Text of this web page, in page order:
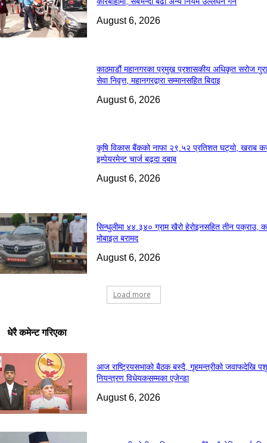
August 6, 2026
काठमाडौं महानगरका प्रमुख प्रशासकीय अधिकृत सरोज
सेवा निवृत्त, महानगरद्वारा सम्मानसहित बिदाइ
August 6, 2026
कृषि विकास बैंकको नाफा २९.५२ प्रतिशत घट्यो, खराब
इम्पेयरमेन्ट चार्ज बढ्दा दबाब
August 6, 2026
सिन्धुलीमा ४४.३४० ग्राम खैरो हेरोइनसहित तीन पक्राउ,
मोबाइल बरामद
August 6, 2026
Load more
धेरै कमेन्ट गरिएका
आज राष्ट्रियसभाको बैठक बस्दै, गृहमन्त्रीको जवाफदेखि
नियन्त्रण विधेयकसम्मका एजेन्डा
August 6, 2026